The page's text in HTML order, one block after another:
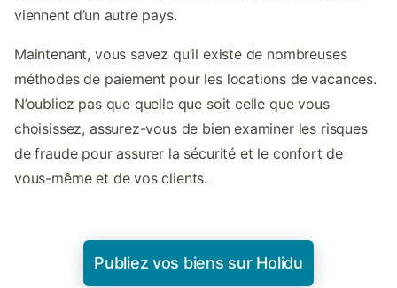
viennent d’un autre pays.
Maintenant, vous savez qu’il existe de nombreuses
méthodes de paiement pour les locations de vacances.
N’oubliez pas que quelle que soit celle que vous
choisissez, assurez-vous de bien examiner les risques
de fraude pour assurer la sécurité et le confort de
vous-même et de vos clients.
Publiez vos biens sur Holidu